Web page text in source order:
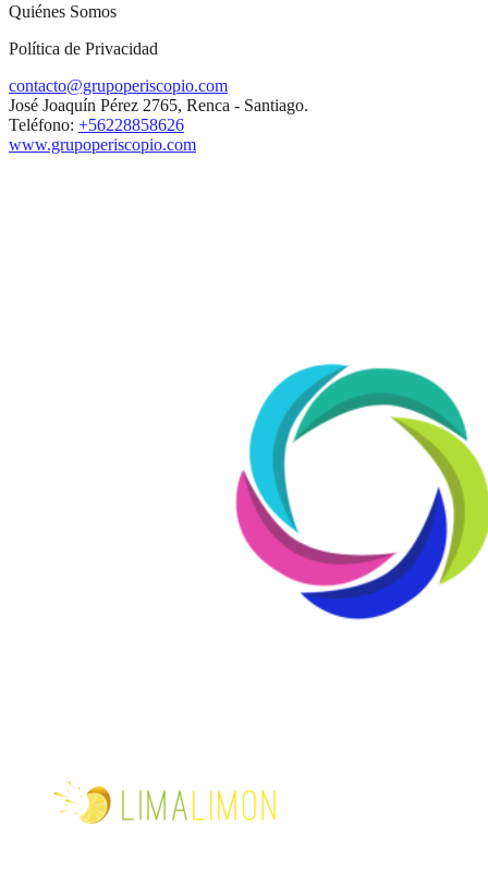
Quiénes Somos
Política de Privacidad
contacto@grupoperiscopio.com
José Joaquín Pérez 2765, Renca - Santiago.
Teléfono: +56228858626
www.grupoperiscopio.com